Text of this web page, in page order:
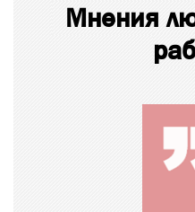
Мнения